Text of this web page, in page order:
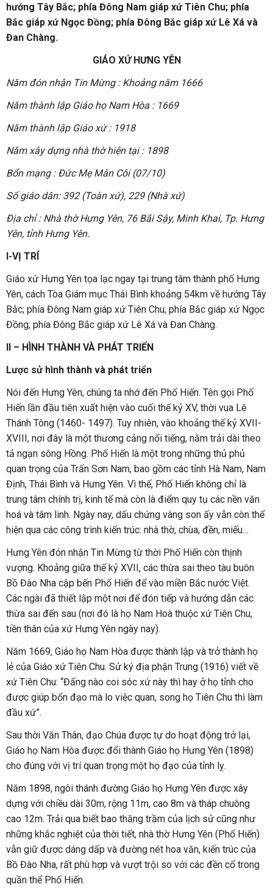
hướng Tây Bắc; phía Đông Nam giáp xứ Tiên Chu; phía
Bắc giáp xứ Ngọc Đồng; phía Đông Bắc giáp xứ Lê Xá và
Đan Chàng.
GIÁO XỨ HƯNG YÊN
Năm đón nhận Tin Mừng : Khoảng năm 1666
Năm thành lập Giáo họ Nam Hòa : 1669
Năm thành lập Giáo xứ : 1918
Năm xây dựng nhà thờ hiện tại : 1898
Bổn mạng : Đức Mẹ Mân Côi (07/10)
Số giáo dân: 392 (Toàn xứ), 229 (Nhà xứ)
Địa chỉ : Nhà thờ Hưng Yên, 76 Bãi Sậy, Minh Khai, Tp. Hưng
Yên, tỉnh Hưng Yên.
I-VỊ TRÍ
Giáo xứ Hưng Yên tọa lạc ngay tại trung tâm thành phố Hưng
Yên, cách Tòa Giám mục Thái Bình khoảng 54km về hướng Tây
Bắc; phía Đông Nam giáp xứ Tiên Chu; phía Bắc giáp xứ Ngọc
Đồng; phía Đông Bắc giáp xứ Lê Xá và Đan Chàng.
II – HÌNH THÀNH VÀ PHÁT TRIỂN
Lược sử hình thành và phát triển
Nói đến Hưng Yên, chúng ta nhớ đến Phố Hiến. Tên gọi Phố
Hiến lần đầu tiên xuất hiện vào cuối thế kỷ XV, thời vua Lê
Thánh Tông (1460- 1497). Tuy nhiên, vào khoảng thế kỷ XVII-
XVIII, nơi đây là một thương cảng nổi tiếng, nằm trải dài theo
tả ngạn sông Hồng. Phố Hiến là một trong những thủ phủ
quan trọng của Trấn Sơn Nam, bao gồm các tỉnh Hà Nam, Nam
Định, Thái Bình và Hưng Yên. Vì thế, Phố Hiến không chỉ là
trung tâm chính trị, kinh tế mà còn là điểm quy tụ các nền văn
hoá và tâm linh. Ngày nay, dấu chứng vàng son ấy vẫn còn thể
hiện qua các công trình kiến trúc: nhà thờ, chùa, đền, miếu…
Hưng Yên đón nhận Tin Mừng từ thời Phố Hiến còn thịnh
vượng. Khoảng giữa thế kỷ XVII, các thừa sai theo tàu buôn
Bồ Đào Nha cập bến Phố Hiến để vào miền Bắc nước Việt.
Các ngài đã thiết lập một nơi để đón tiếp và hướng dẫn các
thừa sai đến sau (nơi đó là họ Nam Hoà thuộc xứ Tiên Chu,
tiền thân của xứ Hưng Yên ngày nay).
Năm 1669, Giáo họ Nam Hòa được thành lập và trở thành họ
lẻ của Giáo xứ Tiên Chu. Sử ký địa phận Trung (1916) viết về
xứ Tiên Chu: “Đấng nào coi sóc xứ này thì hay ở họ tỉnh cho
được giúp bổn đạo mà lo việc quan, song họ Tiên Chu thì làm
đầu xứ”.
Sau thời Văn Thân, đạo Chúa được tự do hoạt động trở lại,
Giáo họ Nam Hòa được đổi thành Giáo họ Hưng Yên (1898)
cho đúng với vị trí quan trọng một họ đạo của tỉnh lỵ.
Năm 1898, ngôi thánh đường Giáo họ Hưng Yên được xây
dựng với chiều dài 30m, rộng 11m, cao 8m và tháp chuông
cao 12m. Trải qua biết bao thăng trầm của lịch sử cũng như
những khắc nghiệt của thời tiết, nhà thờ Hưng Yên (Phố Hiến)
vẫn giữ được dáng dấp và đường nét hoa văn, kiến trúc của
Bồ Đào Nha, rất phù hợp và vượt trội so với các đền cổ trong
quần thể Phố Hiến.